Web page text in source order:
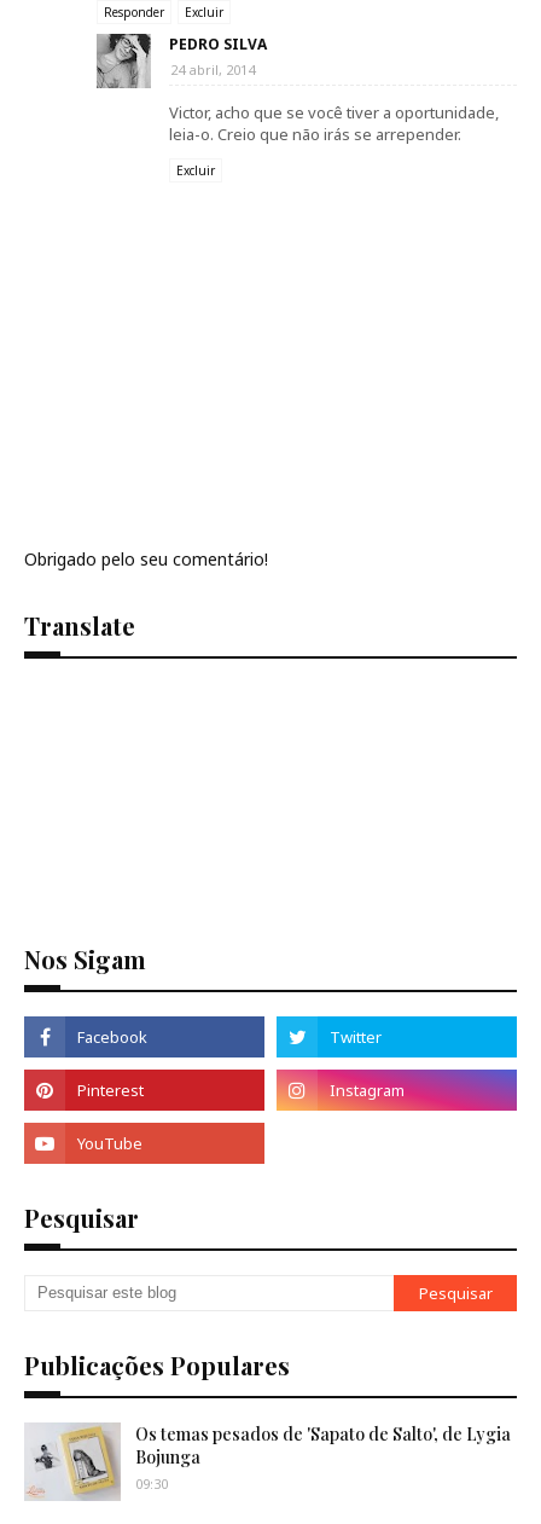
Responder Excluir
PEDRO SILVA
24 abril, 2014
Victor, acho que se você tiver a oportunidade,
leia-o. Creio que não irás se arrepender.
Excluir
Obrigado pelo seu comentário!
Translate
Nos Sigam
Pesquisar
Publicações Populares
Os temas pesados de 'Sapato de Salto', de Lygia
Bojunga
09:30